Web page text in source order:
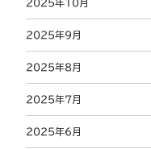
2025年10月
2025年9月
2025年8月
2025年7月
2025年6月